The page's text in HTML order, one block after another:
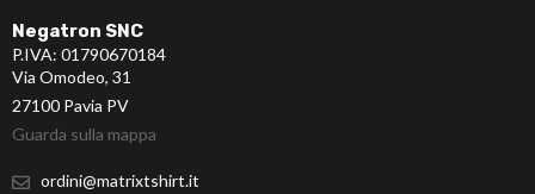
Negatron SNC
P.IVA: 01790670184
Via Omodeo, 31
27100 Pavia PV
Guarda sulla mappa
ordini@matrixtshirt.it